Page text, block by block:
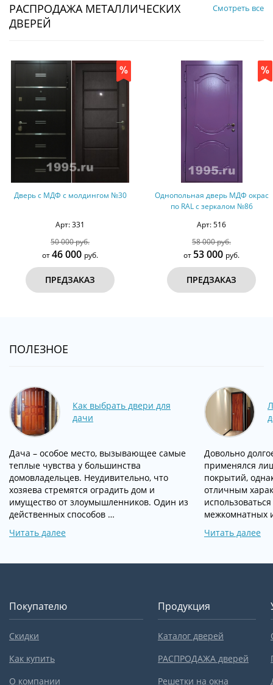
РАСПРОДАЖА МЕТАЛЛИЧЕСКИХ
ДВЕРЕЙ
Смотреть все
Дверь с МДФ с молдингом №30
Арт: 331
50 000 руб.
от46 000 руб.
ПРЕДЗАКАЗ
Однопольная дверь МДФ окрас
по RAL с зеркалом №86
Арт: 516
58 000 руб.
от 53 000 руб.
ПРЕДЗАКАЗ
ПОЛЕЗНОЕ
Как выбрать двери для
дачи
Дача – особое место, вызывающее самые
теплые чувства у большинства
домовладельцев. Неудивительно, что
хозяева стремятся оградить дом и
имущество от злоумышленников. Один из
действенных способов …
Читать далее
Довольно
применялся
покрытий,
отличным
межкомнатных
Читать далее
Покупателю
Скидки
Как купить
О компании
Продукция
Каталог дверей
РАСПРОДАЖА дверей
Решетки на окна